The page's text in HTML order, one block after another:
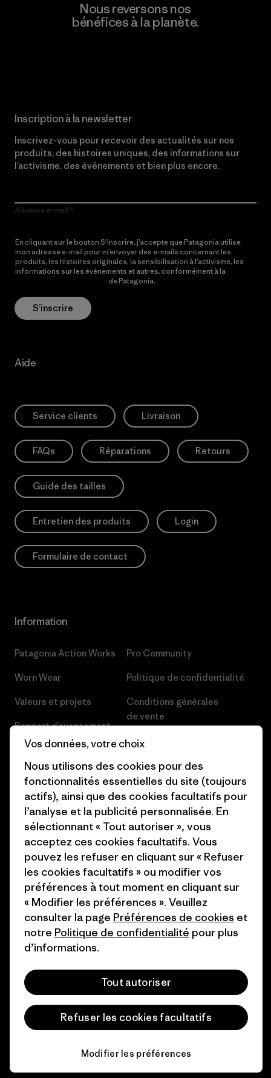
Nous reversons nos
bénéfices à la planète.
Inscription à la newsletter
Inscrivez-vous pour recevoir des actualités sur nos
produits, des histoires uniques, des informations sur
l’activisme, des événements et bien plus encore.
Adresse e-mail
En cliquant sur le bouton S’inscrire, j’accepte que Patagonia utilise
mon adresse e-mail pour m’envoyer des e-mails concernant les
produits, les histoires originales, la sensibilisation à l’activisme, les
informations sur les événements et autres, conformément à la
de Patagonia.
S’inscrire
Aide
Service clients Livraison
FAQs Réparations Retours
Guide des tailles
Entretien des produits Login
Formulaire de contact
Information
Patagonia Action Works
Worn Wear
Valeurs et projets
Rapport d’avancement
Business Unusual
Objectifs climatiques
1% For The Planet
Comment nous finançons
Cartes cadeaux
Nos magasins
Pro Community
Politique de confidentialité
Conditions générales
de vente
Préférences de cookie
Carrières
Presse et media
Industry program
Programme d’affiliation
Patagonia France Plan du site
© 2026 Patagonia, Inc. All Rights Reserved.
Vos données, votre choix
Nous utilisons des cookies pour des
fonctionnalités essentielles du site (toujours
actifs), ainsi que des cookies facultatifs pour
l’analyse et la publicité personnalisée. En
sélectionnant « Tout autoriser », vous
acceptez ces cookies facultatifs. Vous
pouvez les refuser en cliquant sur « Refuser
les cookies facultatifs » ou modifier vos
préférences à tout moment en cliquant sur
« Modifier les préférences ». Veuillez
consulter la page Préférences de cookies et
notre Politique de confidentialité pour plus
d’informations.
Tout autoriser
Refuser les cookies facultatifs
Modifier les préférences